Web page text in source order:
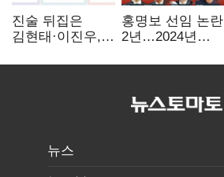
진술 뒤집은
김현태·이진우,
헌신"…법정서
홍명보 선임 논란
2년…2024년
압색까지
뉴스